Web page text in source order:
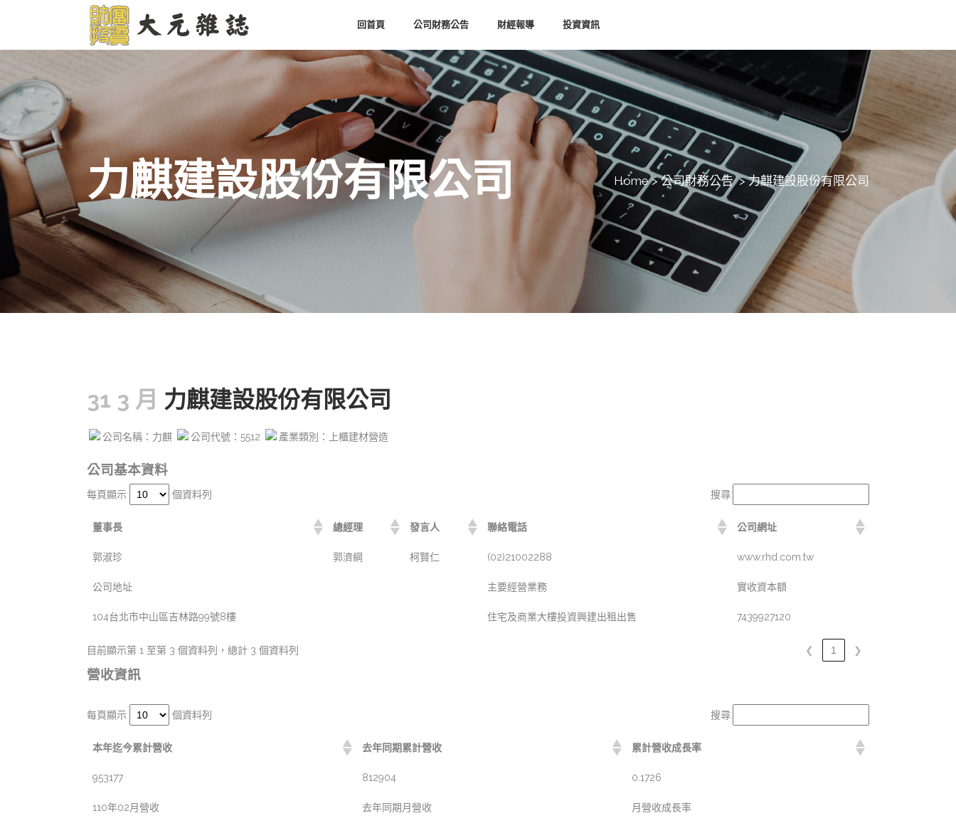
回首頁 公司財務公告 財經報導 投資資訊
力麒建設股份有限公司 Home>公司財務公告 >力麒建設股份有限公司
31 3 月 力麒建設股份有限公司
公司名稱：力麒 公司代號：5512 產業類別：上櫃建材營造
公司基本資料
每頁顯示 個資料列 搜尋:
董事長 總經理 發言人 聯絡電話 公司網址
郭淑珍 郭濟綱 柯賢仁 (02)21002288 www.rhd.com.tw
公司地址 主要經營業務 實收資本額
104台北市中山區吉林路99號8樓 住宅及商業大樓投資興建出租出售 7439927120
目前顯示第 1 至第 3 個資料列，總計 3 個資料列 ❮ 1 ❯
營收資訊
每頁顯示 個資料列 搜尋:
本年迄今累計營收 去年同期累計營收 累計營收成長率
953177 812904 0.1726
110年02月營收 去年同期月營收 月營收成長率